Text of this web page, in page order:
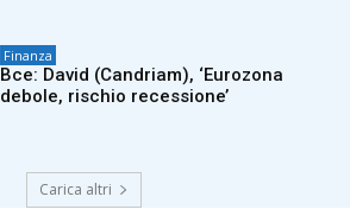
Finanza
Bce: David (Candriam), ‘Eurozona
debole, rischio recessione’
Carica altri